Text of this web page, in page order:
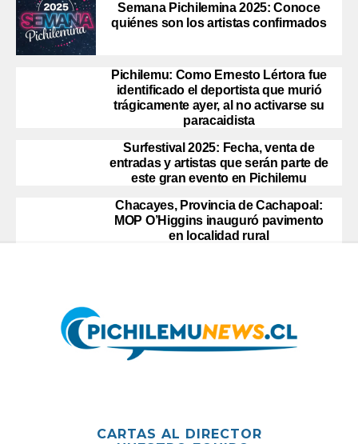
Semana Pichilemina 2025: Conoce
quiénes son los artistas confirmados
Pichilemu: Como Ernesto Lértora fue
identificado el deportista que murió
trágicamente ayer, al no activarse su
paracaidista
Surfestival 2025: Fecha, venta de
entradas y artistas que serán parte de
este gran evento en Pichilemu
Chacayes, Provincia de Cachapoal:
MOP O’Higgins inauguró pavimento
en localidad rural
CARTAS AL DIRECTOR